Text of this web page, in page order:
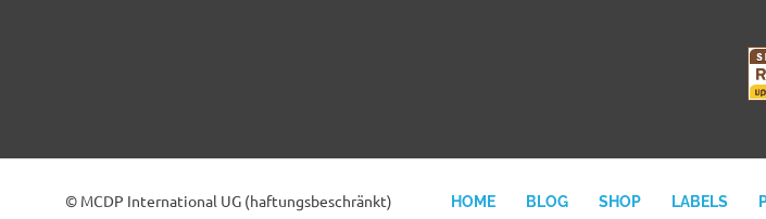
HOME BLOG SHOP LABELS
© MCDP International UG (haftungsbeschränkt)